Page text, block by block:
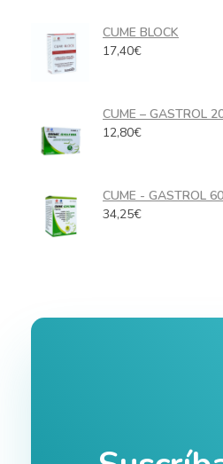
CUME BLOCK
17,40€
CUME – GASTROL
12,80€
CUME - GASTROL
34,25€